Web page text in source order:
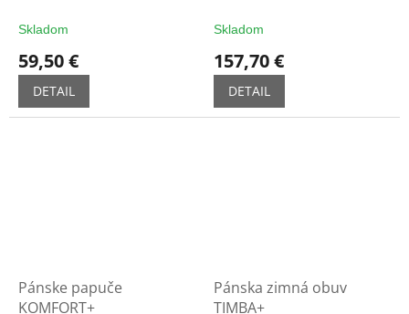
Skladom
59,50 €
DETAIL
Skladom
157,70 €
DETAIL
Pánske papuče
KOMFORT+
Pánska zimná obuv
TIMBA+